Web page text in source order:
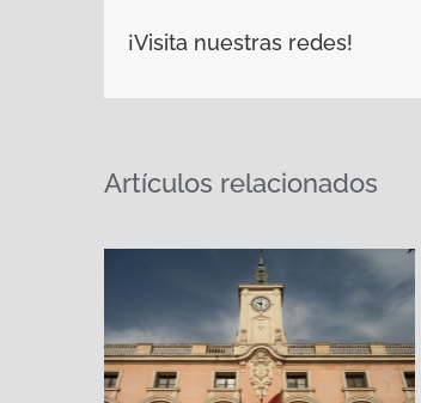
¡Visita nuestras redes!
Artículos relacionados